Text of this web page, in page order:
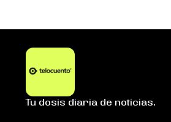
Tu dosis diaria de noticias.